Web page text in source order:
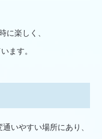
に楽しく、
ます。
いやすい場所にあり、